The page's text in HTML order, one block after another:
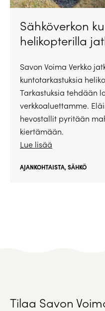
Sähköverkon
helikopterilla
Savon Voima Verkko
kuntotarkastuksia
Tarkastuksia tehdään
verkkoaluettamme.
hevostallit pyritään
kiertämään.
Lue lisää
AJANKOHTAISTA,SÄHKÖ
Tilaa Savon